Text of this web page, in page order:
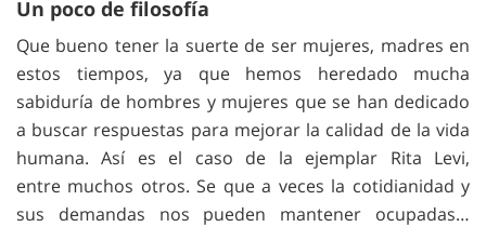
Un poco de filosofía
Que bueno tener la suerte de ser mujeres, madres en
estos tiempos, ya que hemos heredado mucha
sabiduría de hombres y mujeres que se han dedicado
a buscar respuestas para mejorar la calidad de la vida
humana. Así es el caso de la ejemplar Rita Levi,
entre muchos otros. Se que a veces la cotidianidad y
sus demandas nos pueden mantener ocupadas…